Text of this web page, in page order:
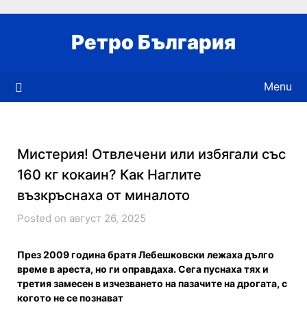
Ретро България
Menu
Мистерия! Отвлечени или избягали със
160 кг кокаин? Как Наглите
възкръснаха от миналото
Posted on август 26, 2025
През 2009 година братя Лебешковски лежаха дълго
време в ареста, но ги оправдаха. Сега пуснаха тях и
третия замесен в изчезването на пазачите на дрогата, с
когото не се познават